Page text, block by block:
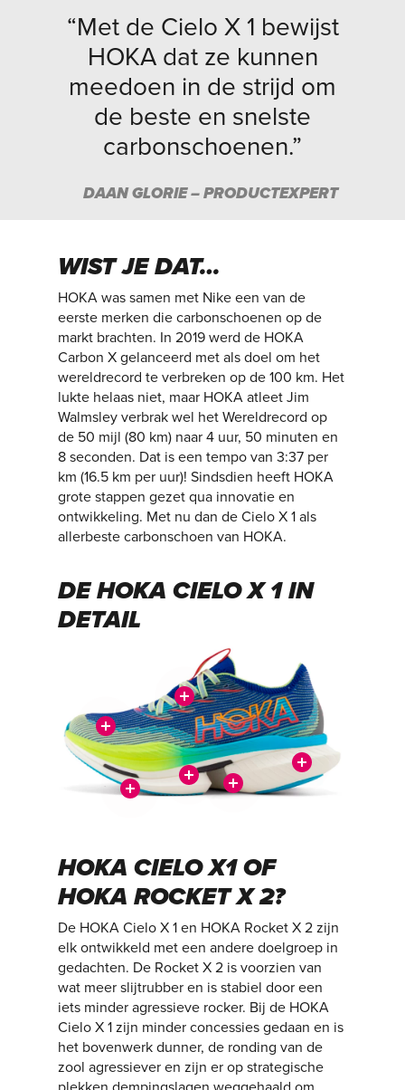
“Met de Cielo X 1 bewijst
HOKA dat ze kunnen
meedoen in de strijd om
de beste en snelste
carbonschoenen.”
DAAN GLORIE – PRODUCTEXPERT
WIST JE DAT…
HOKA was samen met Nike een van de
eerste merken die carbonschoenen op de
markt brachten. In 2019 werd de HOKA
Carbon X gelanceerd met als doel om het
wereldrecord te verbreken op de 100 km. Het
lukte helaas niet, maar HOKA atleet Jim
Walmsley verbrak wel het Wereldrecord op
de 50 mijl (80 km) naar 4 uur, 50 minuten en
8 seconden. Dat is een tempo van 3:37 per
km (16.5 km per uur)! Sindsdien heeft HOKA
grote stappen gezet qua innovatie en
ontwikkeling. Met nu dan de Cielo X 1 als
allerbeste carbonschoen van HOKA.
DE HOKA CIELO X 1 IN
DETAIL
HOKA CIELO X1 OF
HOKA ROCKET X 2?
De HOKA Cielo X 1 en HOKA Rocket X 2 zijn
elk ontwikkeld met een andere doelgroep in
gedachten. De Rocket X 2 is voorzien van
wat meer slijtrubber en is stabiel door een
iets minder agressieve rocker. Bij de HOKA
Cielo X 1 zijn minder concessies gedaan en is
het bovenwerk dunner, de ronding van de
zool agressiever en zijn er op strategische